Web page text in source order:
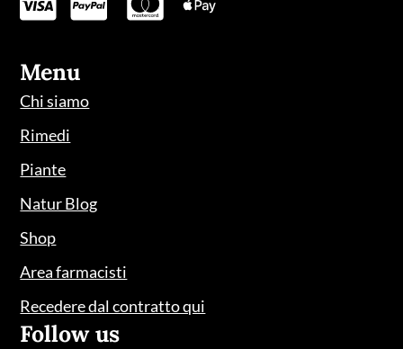
Menu
Chi siamo
Rimedi
Piante
Natur Blog
Shop
Area farmacisti
Recedere dal contratto qui
Follow us